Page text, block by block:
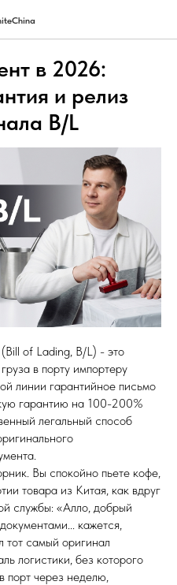
в 2026:
и релиз
B/L
of Lading, B/L) - это
в порту импортеру
линии гарантийное письмо
гарантию на 100-200%
легальный способ
Вы спокойно пьете кофе,
товара из Китая, как вдруг
службы: «Алло, добрый
кажется,
тот самый оригинал
логистики, без которого
через неделю,